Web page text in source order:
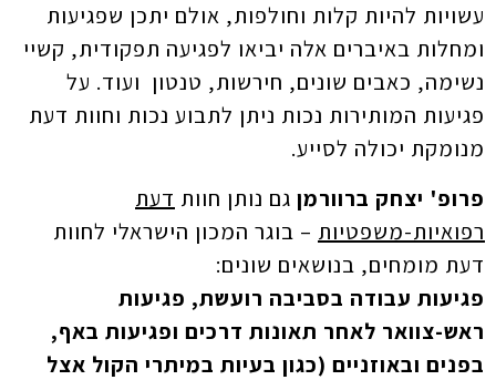
עשויות להיות קלות וחולפות, אולם יתכן שפגיעות
ומחלות באיברים אלה יביאו לפגיעה תפקודית, קשיי
נשימה, כאבים שונים, חירשות, טנטון ועוד. על
פגיעות המותירות נכות ניתן לתבוע נכות וחוות דעת
מנומקת יכולה לסייע.
פרופ' יצחק ברוורמן גם נותן חוות דעת
רפואיות-משפטיות – בוגר המכון הישראלי לחוות
דעת מומחים, בנושאים שונים:
פגיעות עבודה בסביבה רועשת, פגיעות
ראש-צוואר לאחר תאונות דרכים ופגיעות באף,
בפנים ובאוזניים (כגון בעיות במיתרי הקול אצל